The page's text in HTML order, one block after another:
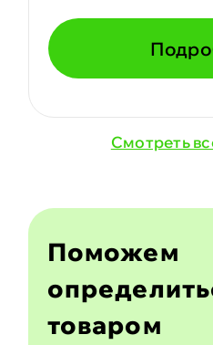
Cмотреть
Поможем
товаром